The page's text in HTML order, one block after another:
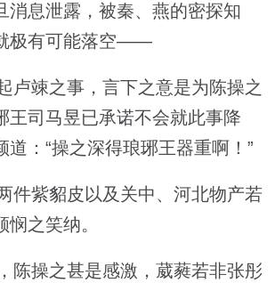
消息泄露，被秦、燕的密探知
极有可能落空——
竦之事，言下之意是为陈操之
王司马昱已承诺不会就此事降
道：“操之深得琅琊王器重啊！”
紫貂皮以及关中、河北物产若
之笑纳。
操之甚是感激，葳蕤若非张彤